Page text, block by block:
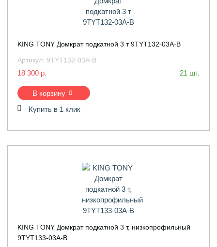
KING TONY Домкрат подкатной 3 т 9TYT132-03A-B
Артикул: 9TYT132-03A-B
18 300 р. 21 шт.
В корзину
Купить в 1 клик
KING TONY Домкрат подкатной 3 т, низкопрофильный
9TYT133-03A-B